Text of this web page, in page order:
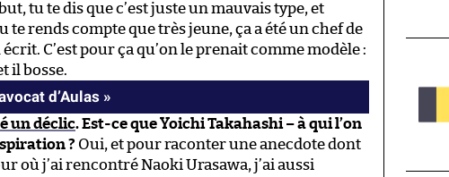
tu te dis que c’est juste un mauvais type, et
te rends compte que très jeune, ça a été un chef de
C’est pour ça qu’on le prenait comme modèle :
il bosse.
d’Aulas »
un déclic. Est-ce que Yoichi Takahashi – à qui l’on
? Oui, et pour raconter une anecdote dont
où j’ai rencontré Naoki Urasawa, j’ai aussi